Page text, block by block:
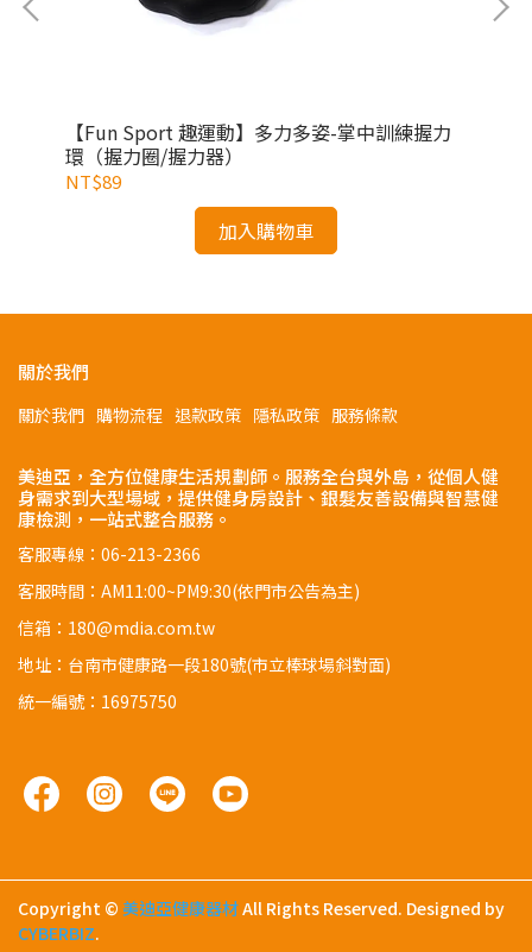
【Fun Sport 趣運動】多力多姿-掌中訓練握力
環（握力圈/握力器）
NT$89
加入購物車
關於我們
關於我們 購物流程 退款政策 隱私政策 服務條款
美迪亞，全方位健康生活規劃師。服務全台與外島，從個人健
身需求到大型場域，提供健身房設計、銀髮友善設備與智慧健
康檢測，一站式整合服務。
客服專線：06-213-2366
客服時間：AM11:00~PM9:30(依門市公告為主)
信箱：180@mdia.com.tw
地址：台南市健康路一段180號(市立棒球場斜對面)
統一編號：16975750
Copyright © 美迪亞健康器材All Rights Reserved. Designed by
CYBERBIZ.